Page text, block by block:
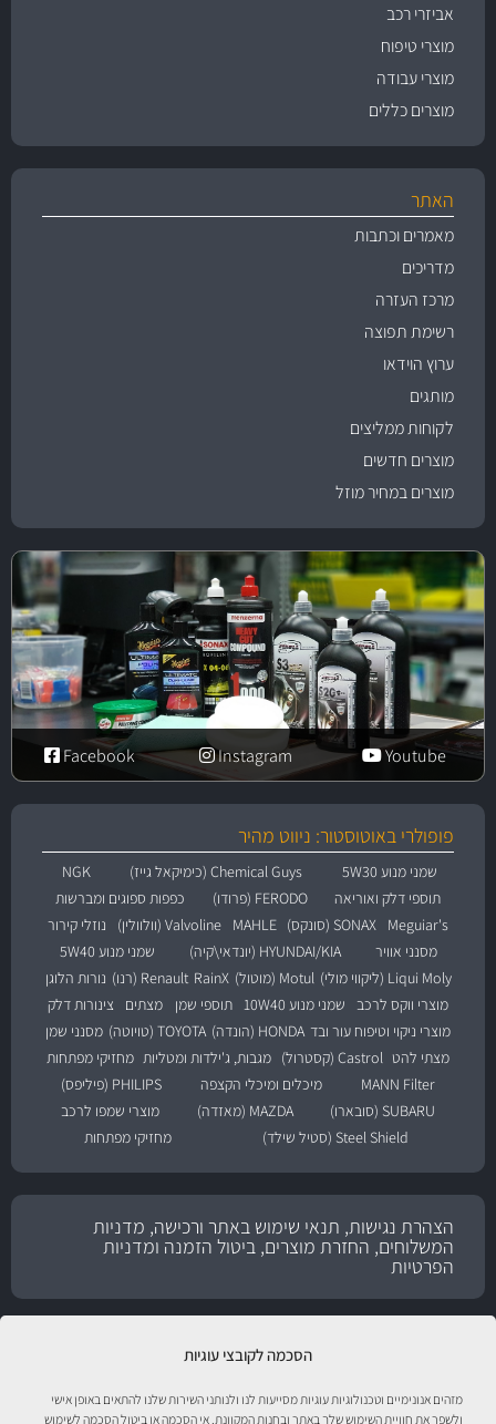
הסכמה לקובצי עוגיות
מזהים אנונימיים וטכנולוגיות עוגיות מסייעות לנו ולנותני השירות שלנו להתאים באופן אישי
ולשפר את חוויית השימוש שלך באתר ובחנות המקוונת. אי הסכמה או ביטול הסכמה לשימוש
אביזרי רכב
מוצרי טיפוח
מוצרי עבודה
מוצרים כללים
האתר
מאמרים וכתבות
מדריכים
מרכז העזרה
רשימת תפוצה
ערוץ הוידאו
מותגים
לקוחות ממליצים
מוצרים חדשים
מוצרים במחיר מוזל
Youtube
Instagram
Facebook
פופולרי באוטוסטור: ניווט מהיר
שמני מנוע 5W30 Chemical Guys (כימיקאל גייז)
NGK
תוספי דלק ואוריאה
FERODO (פרודו)
כפפות ספוגים ומברשות
Meguiar's
SONAX (סונקס) MAHLE Valvoline (וולוולין)
נוזלי קירור
מסנני אוויר
HYUNDAI/KIA (יונדאי\קיה)
שמני מנוע 5W40
Liqui Moly (ליקווי מולי)
Motul (מוטול) RainX Renault (רנו)
נורות הלוגן
מוצרי ווקס לרכב
שמני מנוע 10W40 תוספי שמן מצתים
צינורות דלק
מוצרי ניקוי וטיפוח עור ובד HONDA (הונדה) TOYOTA (טויוטה)
מסנני שמן
מצתי להט Castrol (קסטרול) מגבות, ג'ילדות ומטליות מחזיקי מפתחות
MANN Filter
מיכלים ומיכלי הקצפה
PHILIPS (פיליפס)
SUBARU (סובארו)
MAZDA (מאזדה)
מוצרי שמפו לרכב
Steel Shield (סטיל שילד)
מחזיקי מפתחות
הצהרת נגישות, תנאי שימוש באתר ורכישה, מדניות
המשלוחים, החזרת מוצרים, ביטול הזמנה ומדניות
הפרטיות